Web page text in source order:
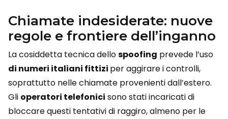
Chiamate indesiderate: nuove
regole e frontiere dell’inganno
La cosiddetta tecnica dellospoofing prevede l’uso
di numeri italiani fittizi per aggirare i controlli,
soprattutto nelle chiamate provenienti dall’estero.
Gli operatori telefonici sono stati incaricati di
bloccare questi tentativi di raggiro, almeno per le